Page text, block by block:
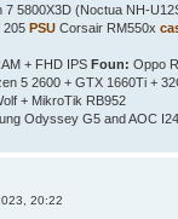
7 5800X3D (Noctua NH-
205 PSU Corsair RM550x
+ FHD IPS Foun: Oppo
5 2600 + GTX 1660Ti +
+ MikroTik RB952
Odyssey G5 and AOC
20:22